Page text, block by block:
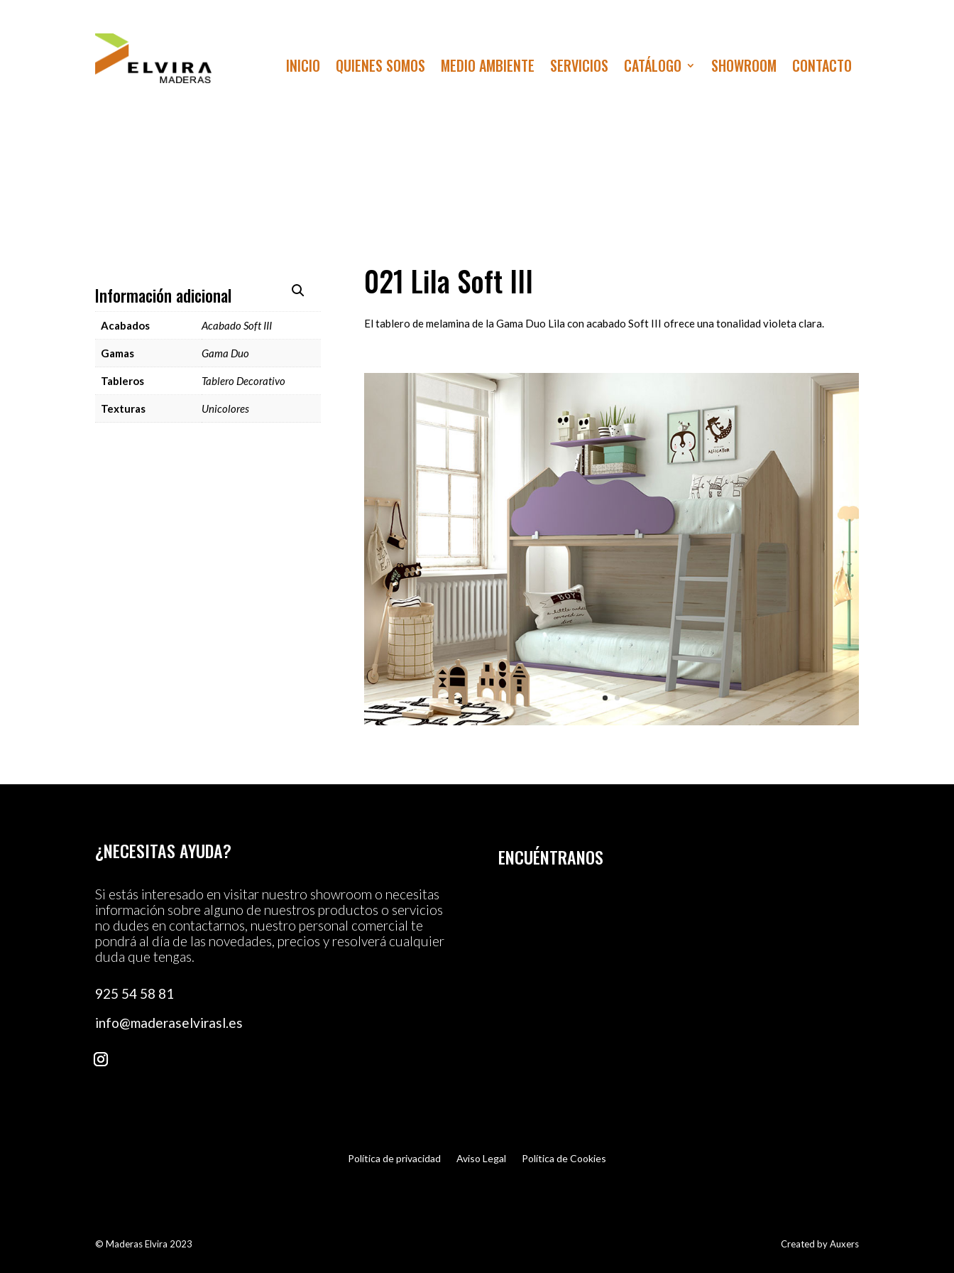
INICIO QUIENES SOMOS MEDIO AMBIENTE SERVICIOS CATÁLOGO SHOWROOM CONTACTO
Información adicional
Acabados Acabado Soft III
Gamas Gama Duo
Tableros Tablero Decorativo
Texturas Unicolores
021 Lila Soft III
El tablero de melamina de la Gama Duo Lila con acabado Soft III ofrece una tonalidad violeta clara.
¿NECESITAS AYUDA?
Si estás interesado en visitar nuestro showroom o necesitas
información sobre alguno de nuestros productos o servicios
no dudes en contactarnos, nuestro personal comercial te
pondrá al día de las novedades, precios y resolverá cualquier
duda que tengas.
925 54 58 81
info@maderaselvirasl.es
ENCUÉNTRANOS
Política de privacidad Aviso Legal Política de Cookies
© Maderas Elvira 2023 Created by Auxers